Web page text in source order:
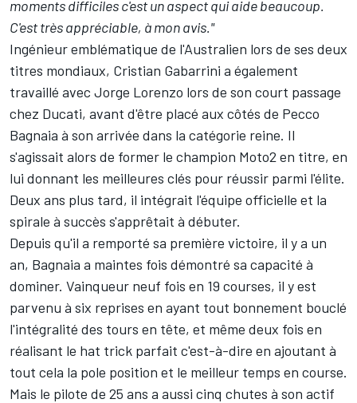
moments difficiles c'est un aspect qui aide beaucoup.
C'est très appréciable, à mon avis."
Ingénieur emblématique de l'Australien lors de ses deux
titres mondiaux, Cristian Gabarrini a également
travaillé avec Jorge Lorenzo lors de son court passage
chez Ducati, avant d'être placé aux côtés de Pecco
Bagnaia à son arrivée dans la catégorie reine. Il
s'agissait alors de former le champion Moto2 en titre, en
lui donnant les meilleures clés pour réussir parmi l'élite.
Deux ans plus tard, il intégrait l'équipe officielle et la
spirale à succès s'apprêtait à débuter.
Depuis qu'il a remporté sa première victoire, il y a un
an, Bagnaia a maintes fois démontré sa capacité à
dominer. Vainqueur neuf fois en 19 courses, il y est
parvenu à six reprises en ayant tout bonnement bouclé
l'intégralité des tours en tête, et même deux fois en
réalisant le hat trick parfait c'est-à-dire en ajoutant à
tout cela la pole position et le meilleur temps en course.
Mais le pilote de 25 ans a aussi cinq chutes à son actif